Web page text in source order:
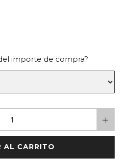
importe de compra?
AL CARRITO